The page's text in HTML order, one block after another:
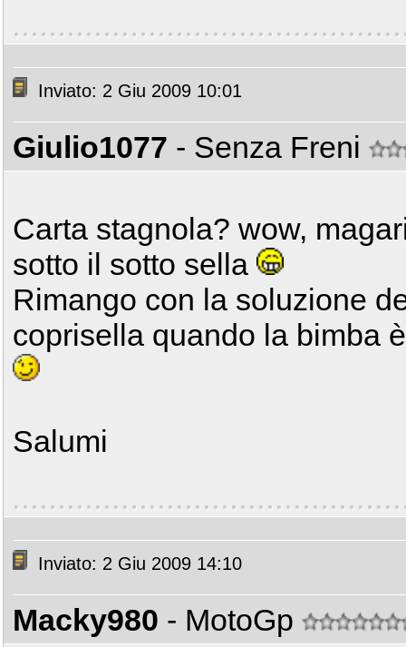
Inviato: 2 Giu 2009 10:01
Giulio1077 - Senza Freni
Carta stagnola? wow,
sotto il sotto sella
Rimango con la soluzione
coprisella quando la bimba
Salumi
Inviato: 2 Giu 2009 14:10
Macky980 - MotoGp